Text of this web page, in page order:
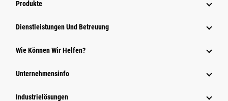
Produkte
Dienstleistungen Und Betreuung
Wie Können Wir Helfen?
Unternehmensinfo
Industrielösungen